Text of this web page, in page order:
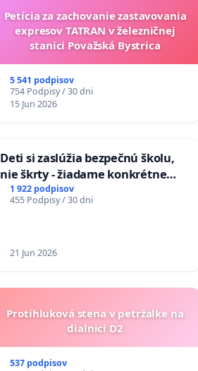
Petícia za zachovanie zastavovania
expresov TATRAN v železničnej
stanici Považská Bystrica
5 541 podpisov
754 Podpisy / 30 dni
15 Jun 2026
Deti si zaslúžia bezpečnú školu,
nie škrty - žiadame konkrétne
opatrenia na zlepšenie situácie v
školstve
1 922 podpisov
455 Podpisy / 30 dni
21 Jun 2026
Protihluková stena v petržalke na
dialnici D2
537 podpisov